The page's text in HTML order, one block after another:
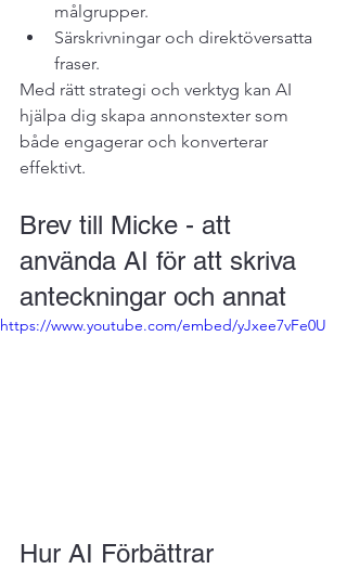
målgrupper.
Särskrivningar och direktöversatta
fraser.
Med rätt strategi och verktyg kan AI
hjälpa dig skapa annonstexter som
både engagerar och konverterar
effektivt.
Brev till Micke - att
använda AI för att skriva
anteckningar och annat
https://www.youtube.com/embed/yJxee7vFe0U
Hur AI Förbättrar